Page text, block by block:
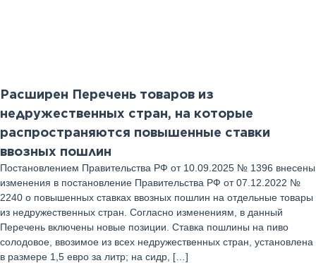
Расширен Перечень товаров из
недружественных стран, на которые
распространяются повышенные ставки
ввозных пошлин
Постановлением Правительства РФ от 10.09.2025 № 1396 внесены
изменения в постановление Правительства РФ от 07.12.2022 №
2240 о повышенных ставках ввозных пошлин на отдельные товары
из недружественных стран. Согласно изменениям, в данный
Перечень включены новые позиции. Ставка пошлины на пиво
солодовое, ввозимое из всех недружественных стран, установлена
в размере 1,5 евро за литр; на сидр, […]